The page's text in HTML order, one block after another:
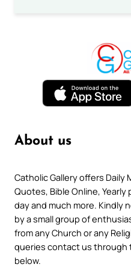
About us
Catholic Gallery offers Daily
Quotes, Bible Online,
day and much more. Kindly
by a small group of
from any Church or any
queries contact us through
below.